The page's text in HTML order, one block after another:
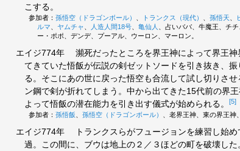
こする。
参加者： 孫悟空（ドラゴンボール） トランクス（現代） 孫悟天
ルマ
ヤムチャ 人造人間18号 亀仙人
、占いババ、牛魔王、チ
ー・ポポ、デンデ、プーアル、ウーロン、マーロン。
エイジ774年
瀕死だったところを界王神によって界王
てきていた悟飯が伝説の剣ゼットソードを引き抜き、
る。そこにあの世に戻った悟空も合流して試し切りさ
ン鋼で剣が折れてしまう。中から出てきた15代前の界
よって悟飯の潜在能力を引き出す儀式が始められる。
[5]
参加者： 孫悟飯 孫悟空（ドラゴンボール） 、老界王神、東の界王神
エイジ774年
トランクスらがフュージョンを練習し始
過。この間に、ブウは地上の２／３ほどの町を破壊した